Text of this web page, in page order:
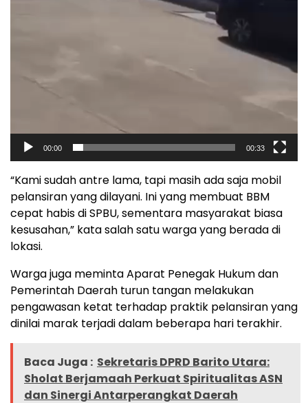
00:00 00:33
“Kami sudah antre lama, tapi masih ada saja mobil
pelansiran yang dilayani. Ini yang membuat BBM
cepat habis di SPBU, sementara masyarakat biasa
kesusahan,” kata salah satu warga yang berada di
lokasi.
Warga juga meminta Aparat Penegak Hukum dan
Pemerintah Daerah turun tangan melakukan
pengawasan ketat terhadap praktik pelansiran yang
dinilai marak terjadi dalam beberapa hari terakhir.
Baca Juga : Sekretaris DPRD Barito Utara:
Sholat Berjamaah Perkuat Spiritualitas ASN
dan Sinergi Antarperangkat Daerah